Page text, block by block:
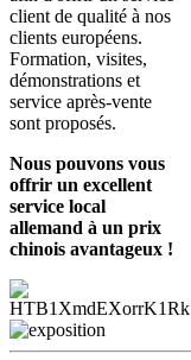
client de qualité à nos
clients européens.
Formation, visites,
démonstrations et
service après-vente
sont proposés.
Nous pouvons vous
offrir un excellent
service local
allemand à un prix
chinois avantageux !